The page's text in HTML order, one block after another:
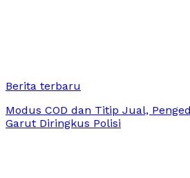
Berita terbaru
Modus COD dan Titip Jual,
Garut Diringkus Polisi